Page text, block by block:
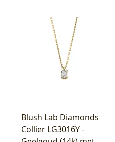
Blush Lab Diamonds
Collier LG3016Y -